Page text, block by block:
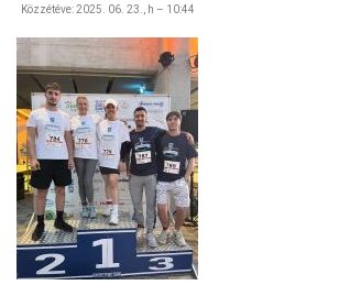
összekötő
University)
Közzétéve:2025. 06. 23., h – 10:44